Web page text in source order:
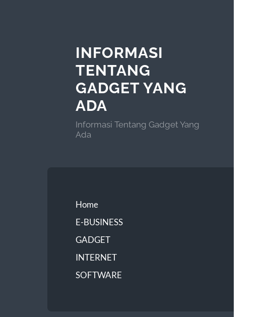
INFORMASI
TENTANG
GADGET YANG
ADA
Informasi Tentang Gadget Yang
Ada
Home
E-BUSINESS
GADGET
INTERNET
SOFTWARE